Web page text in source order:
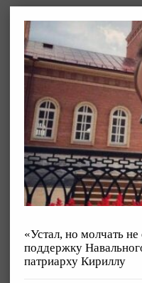
«Устал, но молчать
поддержку
патриарху Кириллу